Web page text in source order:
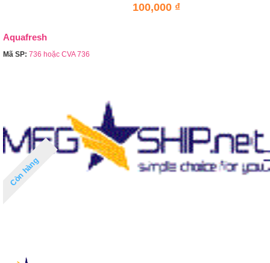
100,000 ₫
Aquafresh
Mã SP: 736 hoặc CVA 736
Còn hàng